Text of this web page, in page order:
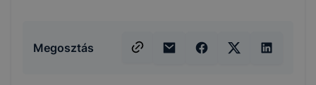
Megosztás